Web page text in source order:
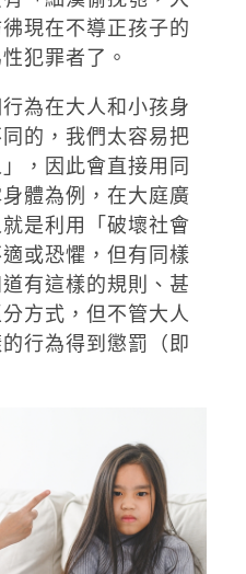
現在不導正孩子的
犯罪者了。
為在大人和小孩身
的，我們太容易把
，因此會直接用同
體為例，在大庭廣
是利用「破壞社會
或恐懼，但有同樣
有這樣的規則、甚
方式，但不管大人
行為得到懲罰（即